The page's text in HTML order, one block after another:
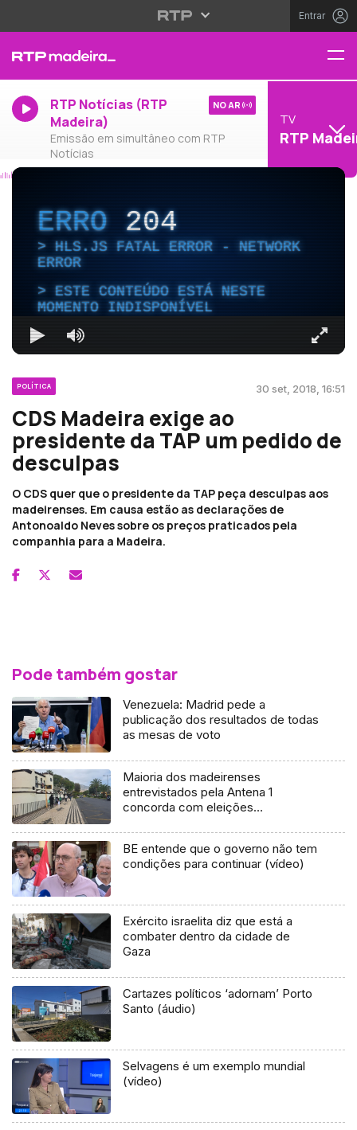
Entrar
RTP Notícias (RTP
Madeira)
Emissão em simultâneo com RTP
Notícias
NO AR
TV
RTP
ERRO204
HLS.JS FATAL ERROR - NETWORK
ERROR
ESTE CONTEÚDO ESTÁ NESTE
MOMENTO INDISPONÍVEL
POLÍTICA 30 set, 2018, 16:51
CDS Madeira exige ao
presidente da TAP um pedido de
desculpas
O CDS quer que o presidente da TAP peça desculpas aos
madeirenses. Em causa estão as declarações de
Antonoaldo Neves sobre os preços praticados pela
companhia para a Madeira.
Pode também gostar
Venezuela: Madrid pede a
publicação dos resultados de todas
as mesas de voto
Maioria dos madeirenses
entrevistados pela Antena 1
concorda com eleições
BE entende que o governo não tem
condições para continuar (vídeo)
Exército israelita diz que está a
combater dentro da cidade de
Gaza
Cartazes políticos ‘adornam’ Porto
Santo (áudio)
Selvagens é um exemplo mundial
(vídeo)